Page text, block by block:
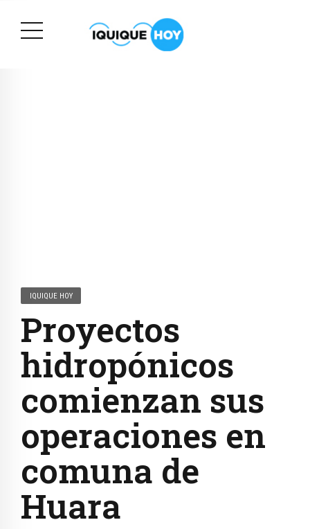
IQUIQUE HOY
Proyectos
hidropónicos
comienzan sus
operaciones en
comuna de
Huara